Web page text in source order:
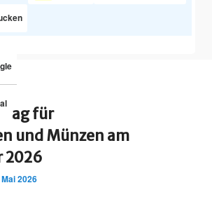
für
und Münzen am
2026
2026